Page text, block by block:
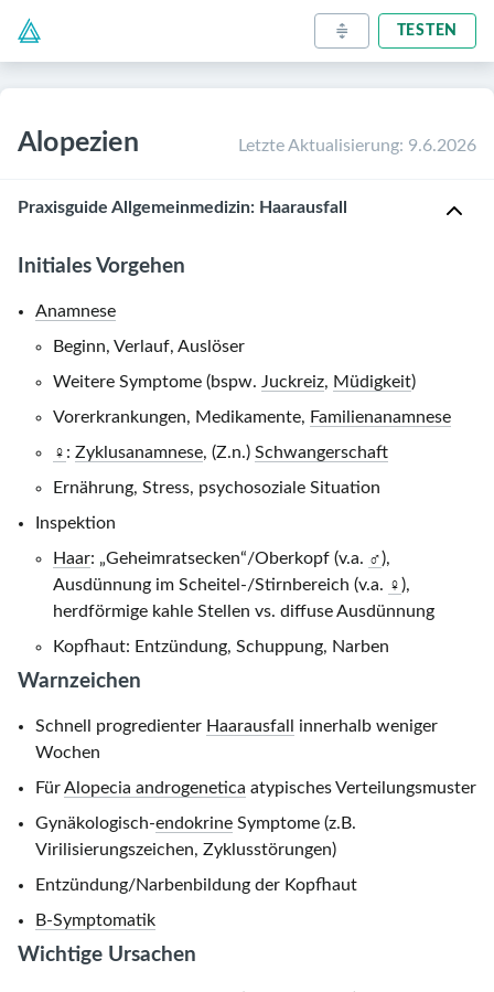
TESTEN
Alopezien Letzte Aktualisierung: 9.6.2026
Praxisguide Allgemeinmedizin: Haarausfall
Initiales Vorgehen
Anamnese
Beginn, Verlauf, Auslöser
Weitere Symptome (bspw. Juckreiz, Müdigkeit)
Vorerkrankungen, Medikamente, Familienanamnese
♀ : Zyklusanamnese, (Z.n.) Schwangerschaft
Ernährung, Stress, psychosoziale Situation
Inspektion
Haar: „Geheimratsecken“/Oberkopf (v.a. ♂),
Ausdünnung im Scheitel-/Stirnbereich (v.a. ♀ ),
herdförmige kahle Stellen vs. diffuse Ausdünnung
Kopfhaut: Entzündung, Schuppung, Narben
Warnzeichen
Schnell progredienter Haarausfall
innerhalb weniger
Wochen
FürAlopecia androgenetica atypisches Verteilungsmuster
Gynäkologisch-endokrine Symptome (z.B.
Virilisierungszeichen, Zyklusstörungen)
Entzündung/Narbenbildung der Kopfhaut
B-Symptomatik
Wichtige Ursachen